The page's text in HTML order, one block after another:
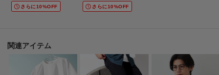
・ウエスト後ろゴム
す。
※この製品は、吸水速乾効果のある素材を使用しています。この効果は永久
さらに10%OFF さらに10%OFF
関連アイテム